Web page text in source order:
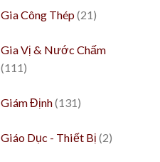
Gia Công Thép (21)
Gia Vị & Nước Chấm
(111)
Giám Định(131)
Giáo Dục - Thiết Bị (2)